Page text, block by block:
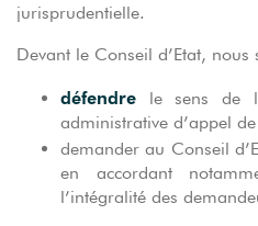
jurisprudentielle.
Devant le Conseil d’Etat,
défendre le sens de
administrative d’appel
demander au Conseil
en accordant
l’intégralité des